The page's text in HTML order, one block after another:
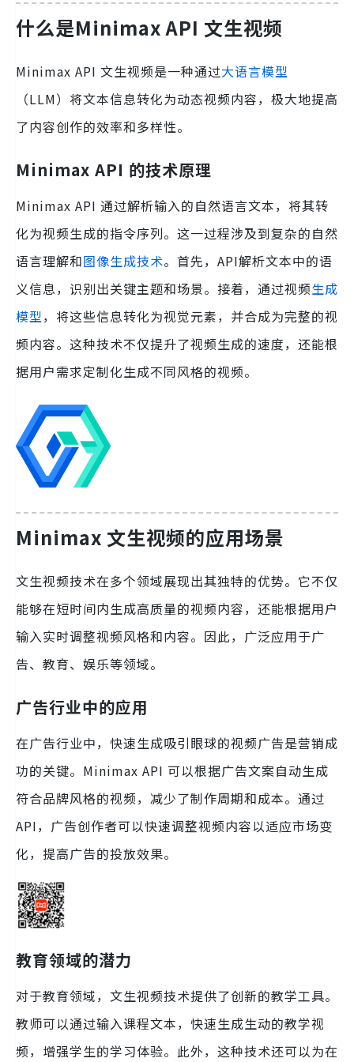
什么是Minimax API 文生视频
Minimax API 文生视频是一种通过大语言模型
（LLM）将文本信息转化为动态视频内容，极大地提高
了内容创作的效率和多样性。
Minimax API 的技术原理
Minimax API 通过解析输入的自然语言文本，将其转
化为视频生成的指令序列。这一过程涉及到复杂的自然
语言理解和图像生成技术。首先，API解析文本中的语
义信息，识别出关键主题和场景。接着，通过视频生成
模型，将这些信息转化为视觉元素，并合成为完整的视
频内容。这种技术不仅提升了视频生成的速度，还能根
据用户需求定制化生成不同风格的视频。
Minimax 文生视频的应用场景
文生视频技术在多个领域展现出其独特的优势。它不仅
能够在短时间内生成高质量的视频内容，还能根据用户
输入实时调整视频风格和内容。因此，广泛应用于广
告、教育、娱乐等领域。
广告行业中的应用
在广告行业中，快速生成吸引眼球的视频广告是营销成
功的关键。Minimax API 可以根据广告文案自动生成
符合品牌风格的视频，减少了制作周期和成本。通过
API，广告创作者可以快速调整视频内容以适应市场变
化，提高广告的投放效果。
教育领域的潜力
对于教育领域，文生视频技术提供了创新的教学工具。
教师可以通过输入课程文本，快速生成生动的教学视
频，增强学生的学习体验。此外，这种技术还可以为在